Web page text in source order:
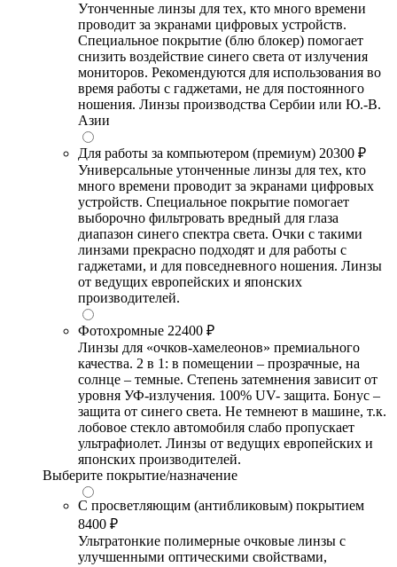
Утонченные линзы для тех, кто много времени
проводит за экранами цифровых устройств.
Специальное покрытие (блю блокер) помогает
снизить воздействие синего света от излучения
мониторов. Рекомендуются для использования во
время работы с гаджетами, не для постоянного
ношения. Линзы производства Сербии или Ю.-В.
Азии
Для работы за компьютером (премиум) 20300 ₽
Универсальные утонченные линзы для тех, кто
много времени проводит за экранами цифровых
устройств. Специальное покрытие помогает
выборочно фильтровать вредный для глаза
диапазон синего спектра света. Очки с такими
линзами прекрасно подходят и для работы с
гаджетами, и для повседневного ношения. Линзы
от ведущих европейских и японских
производителей.
Фотохромные 22400 ₽
Линзы для «очков-хамелеонов» премиального
качества. 2 в 1: в помещении – прозрачные, на
солнце – темные. Степень затемнения зависит от
уровня УФ-излучения. 100% UV- защита. Бонус –
защита от синего света. Не темнеют в машине, т.к.
лобовое стекло автомобиля слабо пропускает
ультрафиолет. Линзы от ведущих европейских и
японских производителей.
Выберите покрытие/назначение
С просветляющим (антибликовым) покрытием
8400 ₽
Ультратонкие полимерные очковые линзы с
улучшенными оптическими свойствами,